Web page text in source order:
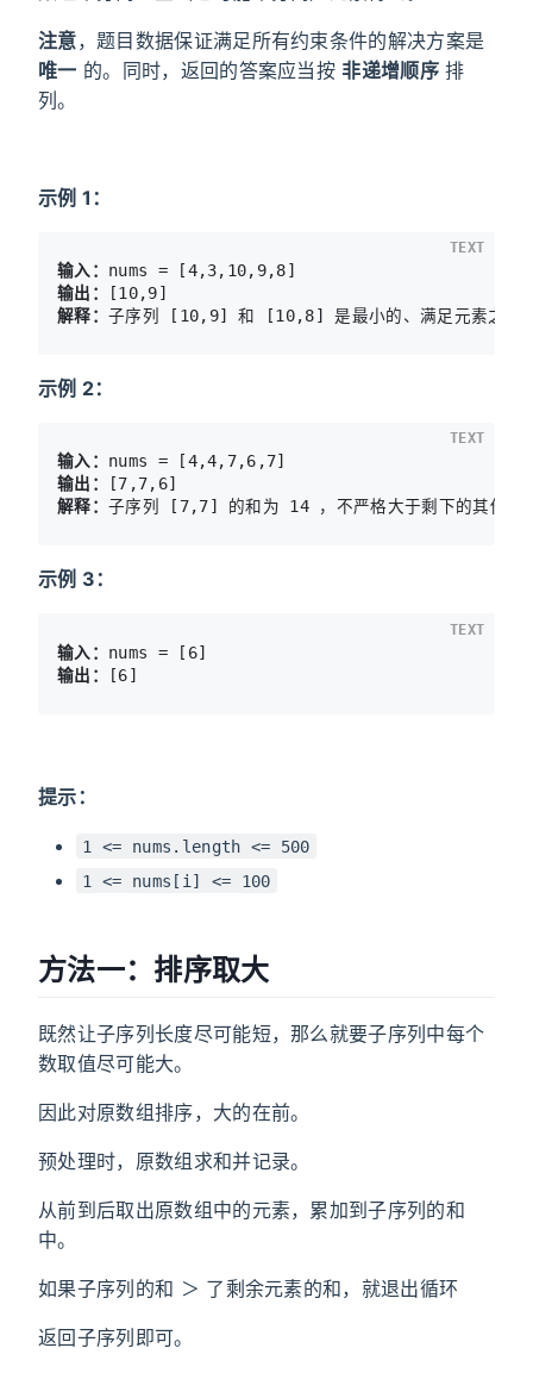
注意，题目数据保证满足所有约束条件的解决方案是
唯一 的。同时，返回的答案应当按 非递增顺序 排
列。
示例 1：
输入：
输出：
解释：
TEXT
示例 2：
输入：
输出：
解释：
TEXT
示例 3：
输入：
输出：
TEXT
提示：
1 <= nums.length <= 500
1 <= nums[i] <= 100
方法一：排序取大
既然让子序列长度尽可能短，那么就要子序列中每个
数取值尽可能大。
因此对原数组排序，大的在前。
预处理时，原数组求和并记录。
从前到后取出原数组中的元素，累加到子序列的和
中。
如果子序列的和 ＞ 了剩余元素的和，就退出循环
返回子序列即可。